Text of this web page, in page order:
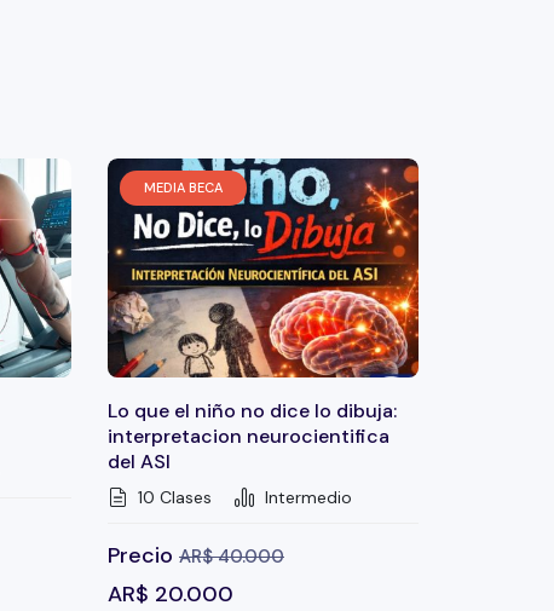
MEDIA BECA
Lo que el niño no dice lo dibuja:
interpretacion neurocientifica
del ASI
10 Clases Intermedio
Precio AR$40.000
AR$ 20.000